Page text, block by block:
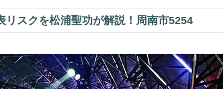
リスクを松浦聖功が解説！周南市5254